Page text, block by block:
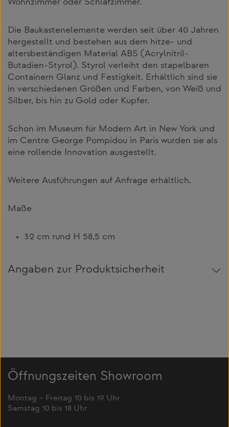
Wohnzimmer oder Schlafzimmer.
Die Baukastenelemente werden seit über 40 Jahren
hergestellt und bestehen aus dem hitze- und
altersbeständigen Material ABS (Acrylnitril-
Butadien-Styrol). Styrol verleiht den stapelbaren
Containern Glanz und Festigkeit. Erhältlich sind sie
in verschiedenen Größen und Farben, von Weiß und
Silber, bis hin zu Gold oder Kupfer.
Schon im Museum für Modern Art in New York und
im Centre George Pompidou in Paris wurden sie als
eine rollende Innovation ausgestellt.
Weitere Ausführungen auf Anfrage erhältlich.
Maße
32 cm rund H 58,5 cm
Angaben zur Produktsicherheit
Öffnungszeiten Showroom
Montag – Freitag 10 bis 19 Uhr
Samstag 10 bis 18 Uhr